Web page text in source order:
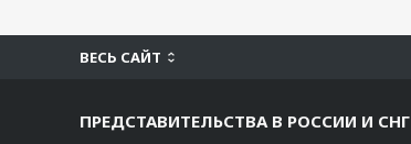
ВЕСЬ САЙТ
ПРЕДСТАВИТЕЛЬСТВА В РОССИИ И СНГ